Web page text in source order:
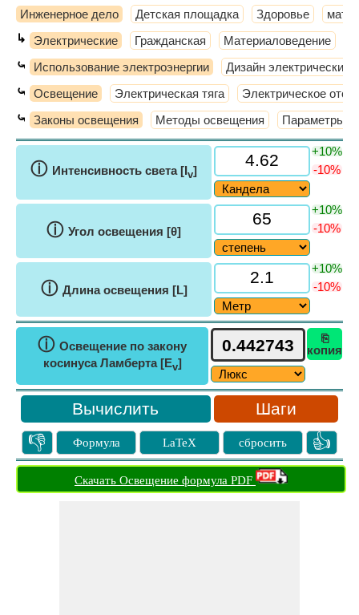
Инженерное дело Детская площадка Здоровье
↳ Электрические Гражданская Материаловедение
⤿ Использование электроэнергии Дизайн электрических
⤿ Освещение Электрическая тяга Электрическое
⤿ Законы освещения Методы освещения Параметры
ⓘ Интенсивность света [Iv]
+10%
-10%
ⓘ Угол освещения [θ]
+10%
-10%
ⓘ Длина освещения [L]
+10%
-10%
ⓘ Освещение по закону
косинуса Ламберта [Ev]
⎘
копия
Шаги
👎 Формула LaTeX сбросить 👍
Скачать Освещение формула PDF